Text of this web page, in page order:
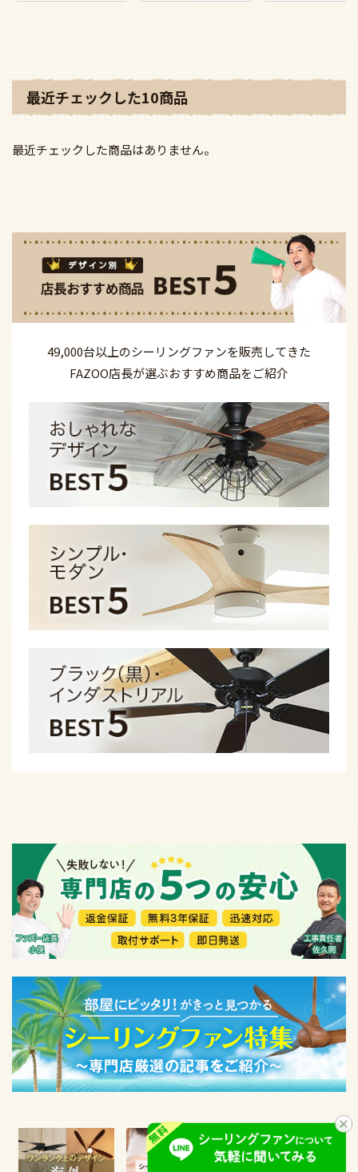
最近チェックした10商品
最近チェックした商品はありません。
49,000台以上のシーリングファンを販売してきた
FAZOO店長が選ぶおすすめ商品をご紹介